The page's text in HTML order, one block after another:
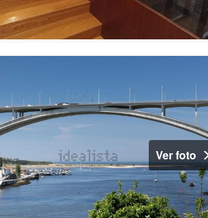
Ver foto